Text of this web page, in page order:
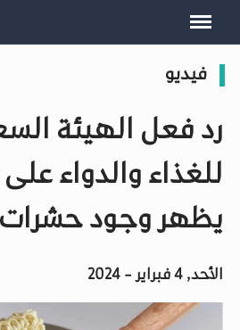
فيديو
رد فعل الهيئة
للغذاء والدواء
يظهر وجود حشرات
الأحد, 4 فبراير - 2024